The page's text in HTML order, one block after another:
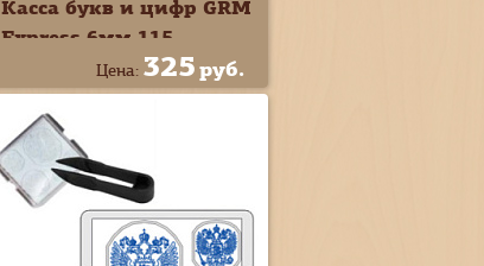
Касса букв и цифр GRM
Express 6мм 115
символов русс S7
Цена: 325руб.